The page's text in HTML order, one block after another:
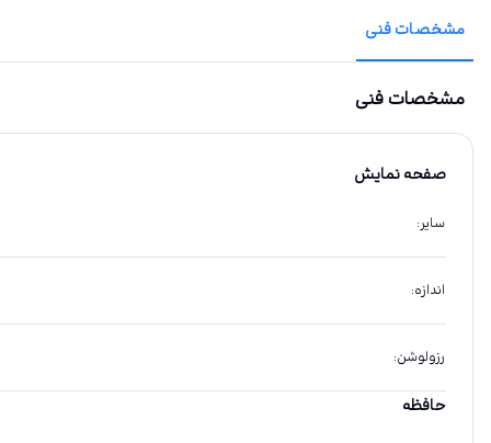
مشخصات فنی
مشخصات فنی
صفحه نمایش
سایر:
اندازه:
رزولوشن:
حافظه